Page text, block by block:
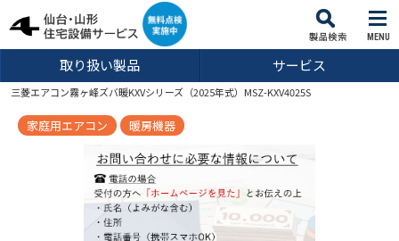
MENU
取り扱い製品 サービス
三菱エアコン霧ヶ峰ズバ暖KXVシリーズ（2025年式）MSZ-KXV4025S
家庭用エアコン 暖房機器